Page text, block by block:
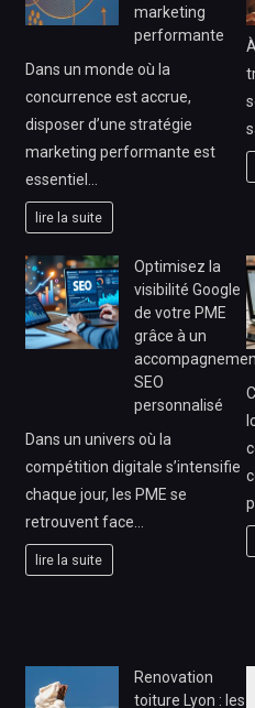
marketing
performante
Dans un monde où la
concurrence est accrue,
disposer d’une stratégie
marketing performante est
essentiel…
lire la suite
Optimisez la
visibilité Google
de votre PME
grâce à un
SEO
personnalisé
Dans un univers où la
compétition digitale s’intensifie
chaque jour, les PME se
retrouvent face…
lire la suite
Renovation
toiture Lyon : les